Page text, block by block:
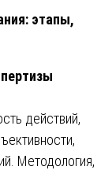
этапы,
действий,
Методология,